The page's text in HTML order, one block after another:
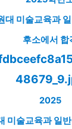
대 미술교육과
후소에서 합
2025
미술교육과 일